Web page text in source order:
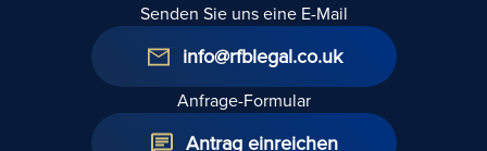
Senden Sie uns eine E-Mail
info@rfblegal.co.uk
Anfrage-Formular
Antrag einreichen